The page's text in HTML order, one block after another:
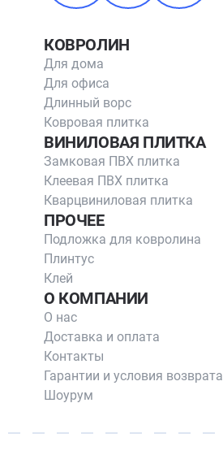
КОВРОЛИН
Для дома
Для офиса
Длинный ворс
Ковровая плитка
ВИНИЛОВАЯ ПЛИТКА
Замковая ПВХ плитка
Клеевая ПВХ плитка
Кварцвиниловая плитка
ПРОЧЕЕ
Подложка для ковролина
Плинтус
Клей
О КОМПАНИИ
О нас
Доставка и оплата
Контакты
Гарантии и условия возврата
Шоурум